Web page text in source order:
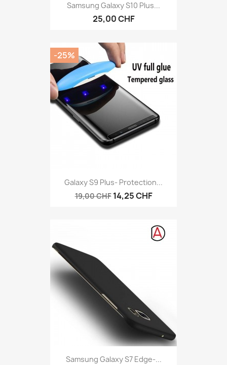
Samsung Galaxy S10 Plus...
25,00 CHF
Galaxy S9 Plus- Protection...
19,00 CHF 14,25 CHF
-25%
Samsung Galaxy S7 Edge-...